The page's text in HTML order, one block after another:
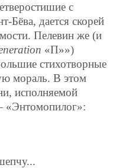
с
Бёва, дается скорей
Пелевин же (и
«П»»)
стихотворные
мораль. В этом
исполняемой
«Энтомопилог»: